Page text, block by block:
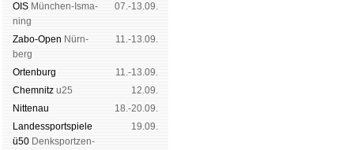
OIS Mün­chen-Is­ma­
ning
07.-13.09.
Zabo-Open Nürn­
berg
11.-13.09.
Orten­burg
11.-13.09.
Chem­nitz u25
12.09.
Nitte­nau
18.-20.09.
Landes­sport­spiele
ü50 Denk­sport­zen­
19.09.